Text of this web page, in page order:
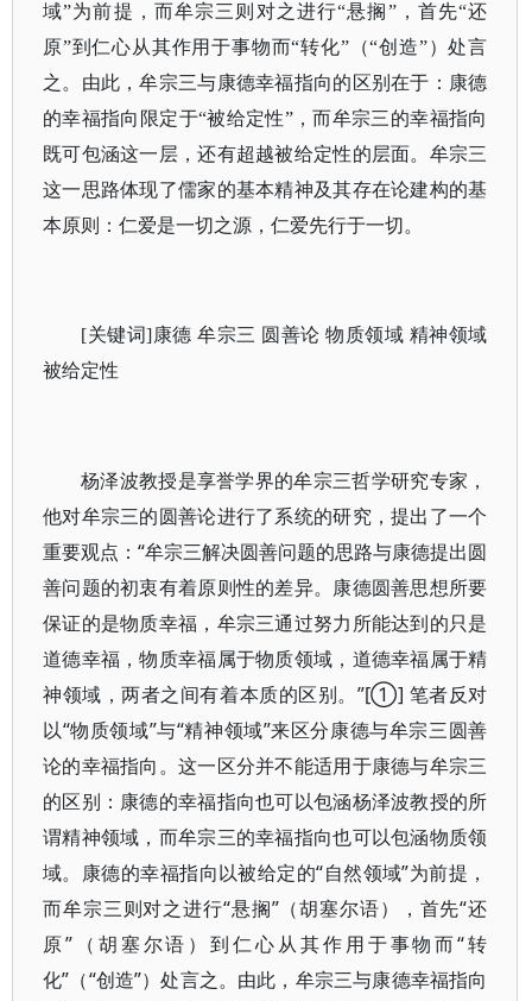
域”为前提，而牟宗三则对之进行“悬搁”，首先“还
原”到仁心从其作用于事物而“转化”（“创造”）处言
之。由此，牟宗三与康德幸福指向的区别在于：康德
的幸福指向限定于“被给定性”，而牟宗三的幸福指向
既可包涵这一层，还有超越被给定性的层面。牟宗三
这一思路体现了儒家的基本精神及其存在论建构的基
本原则：仁爱是一切之源，仁爱先行于一切。
[关键词]康德 牟宗三 圆善论 物质领域 精神领域
被给定性
杨泽波教授是享誉学界的牟宗三哲学研究专家，
他对牟宗三的圆善论进行了系统的研究，提出了一个
重要观点：“牟宗三解决圆善问题的思路与康德提出圆
善问题的初衷有着原则性的差异。康德圆善思想所要
保证的是物质幸福，牟宗三通过努力所能达到的只是
道德幸福，物质幸福属于物质领域，道德幸福属于精
神领域，两者之间有着本质的区别。”[①] 笔者反对
以“物质领域”与“精神领域”来区分康德与牟宗三圆善
论的幸福指向。这一区分并不能适用于康德与牟宗三
的区别：康德的幸福指向也可以包涵杨泽波教授的所
谓精神领域，而牟宗三的幸福指向也可以包涵物质领
域。康德的幸福指向以被给定的“自然领域”为前提，
而牟宗三则对之进行“悬搁”（胡塞尔语），首先“还
原”（胡塞尔语）到仁心从其作用于事物而“转
化”（“创造”）处言之。由此，牟宗三与康德幸福指向